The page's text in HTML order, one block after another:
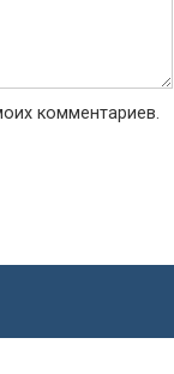
комментариев.